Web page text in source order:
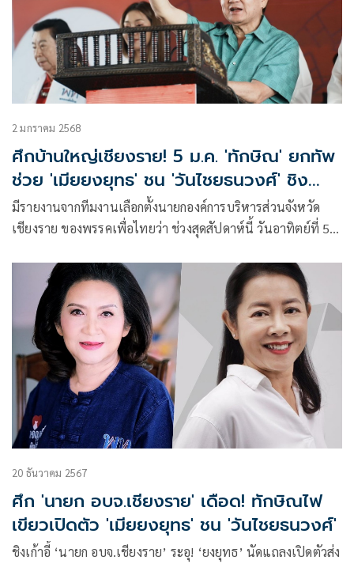
2 มกราคม 2568
ศึกบ้านใหญ่เชียงราย! 5 ม.ค. 'ทักษิณ' ยกทัพ
ช่วย 'เมียยงยุทธ' ชน 'วันไชยธนวงศ์' ชิง
นายก อบจ.
มีรายงานจากทีมงานเลือกตั้งนายกองค์การบริหารส่วนจังหวัด
เชียงราย ของพรรคเพื่อไทยว่า ช่วงสุดสัปดาห์นี้ วันอาทิตย์ที่ 5
20 ธันวาคม 2567
ศึก 'นายก อบจ.เชียงราย' เดือด! ทักษิณไฟ
เขียวเปิดตัว 'เมียยงยุทธ' ชน 'วันไชยธนวงศ์'
ชิงเก้าอี้ ‘นายก อบจ.เชียงราย’ ระอุ! ‘ยงยุทธ’ นัดแถลงเปิดตัวส่ง